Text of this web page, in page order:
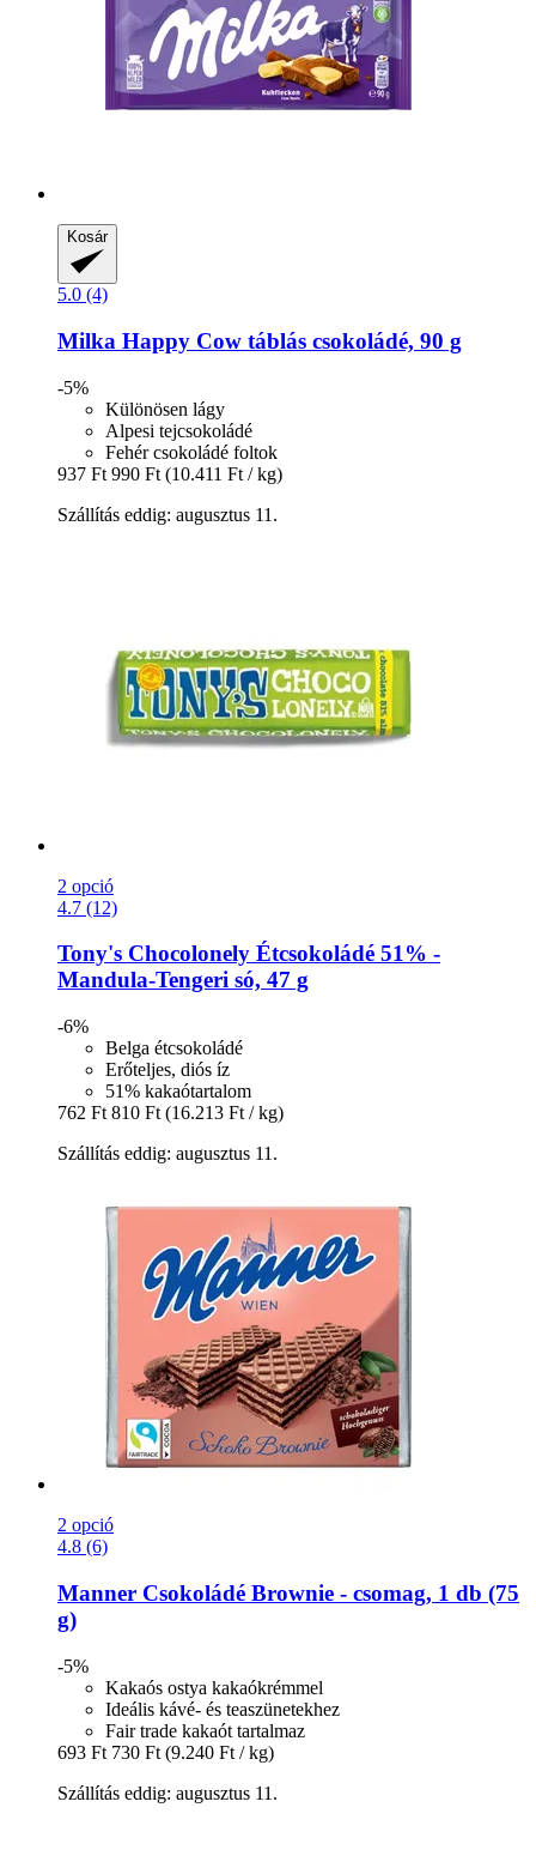
Kosár
5.0 (4)
Milka Happy Cow táblás csokoládé, 90 g
-5%
Különösen lágy
Alpesi tejcsokoládé
Fehér csokoládé foltok
937 Ft 990 Ft (10.411 Ft / kg)
Szállítás eddig: augusztus 11.
2 opció
4.7 (12)
Tony's Chocolonely Étcsokoládé 51% -​
Mandula-​Tengeri só, 47 g
-6%
Belga étcsokoládé
Erőteljes, diós íz
51% kakaótartalom
762 Ft 810 Ft (16.213 Ft / kg)
Szállítás eddig: augusztus 11.
2 opció
4.8 (6)
Manner Csokoládé Brownie -​ csomag, 1 db (75
g)
-5%
Kakaós ostya kakaókrémmel
Ideális kávé- és teaszünetekhez
Fair trade kakaót tartalmaz
693 Ft 730 Ft (9.240 Ft / kg)
Szállítás eddig: augusztus 11.